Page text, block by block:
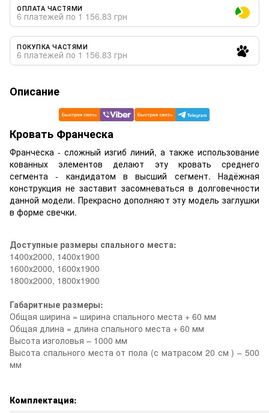
ОПЛАТА ЧАСТЯМИ
6 платежей по 1 156.83 грн
ПОКУПКА ЧАСТЯМИ
6 платежей по 1 156.83 грн
Описание
Кровать Франческа
Франческа - сложный изгиб линий, а также использование
кованных элементов делают эту кровать среднего
сегмента - кандидатом в высший сегмент. Надёжная
конструкция не заставит засомневаться в долговечности
данной модели. Прекрасно дополняют эту модель заглушки
в форме свечки.
Доступные размеры спального места:
1400х2000, 1400х1900
1600х2000, 1600х1900
1800х2000, 1800х1900
Габаритные размеры:
Общая ширина = ширина спального места + 60 мм
Общая длина = длина спального места + 60 мм
Высота изголовья – 1000 мм
Высота спального места от пола (с матрасом 20 см ) – 500
мм
Комплектация: